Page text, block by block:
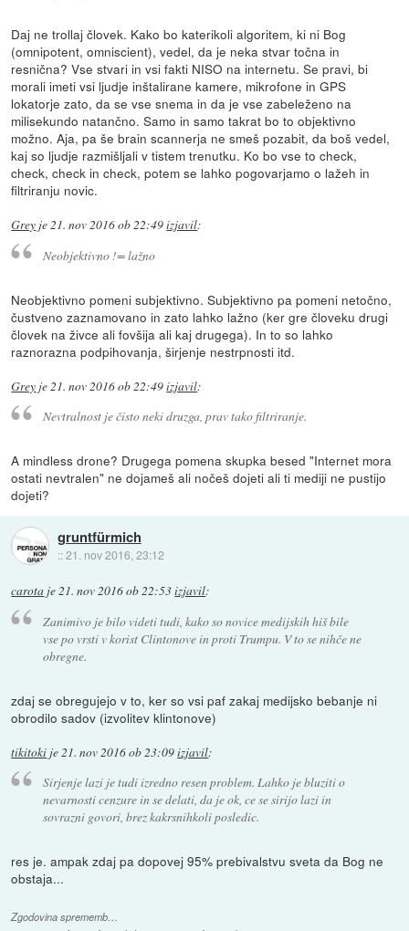
Daj ne trollaj človek. Kako bo katerikoli algoritem, ki ni Bog
(omnipotent, omniscient), vedel, da je neka stvar točna in
resnična? Vse stvari in vsi fakti NISO na internetu. Se pravi, bi
morali imeti vsi ljudje inštalirane kamere, mikrofone in GPS
lokatorje zato, da se vse snema in da je vse zabeleženo na
milisekundo natančno. Samo in samo takrat bo to objektivno
možno. Aja, pa še brain scannerja ne smeš pozabit, da boš vedel,
kaj so ljudje razmišljali v tistem trenutku. Ko bo vse to check,
check, check in check, potem se lahko pogovarjamo o lažeh in
filtriranju novic.
Grey je21. nov 2016 ob 22:49izjavil:
Neobjektivno != lažno
Neobjektivno pomeni subjektivno. Subjektivno pa pomeni netočno,
čustveno zaznamovano in zato lahko lažno (ker gre človeku drugi
človek na živce ali fovšija ali kaj drugega). In to so lahko
raznorazna podpihovanja, širjenje nestrpnosti itd.
Grey je21. nov 2016 ob 22:49izjavil:
Nevtralnost je čisto neki druzga, prav tako filtriranje.
A mindless drone? Drugega pomena skupka besed "Internet mora
ostati nevtralen" ne dojameš ali nočeš dojeti ali ti mediji ne pustijo
dojeti?
gruntfürmich
::21. nov 2016, 23:12
carota je21. nov 2016 ob 22:53izjavil:
Zanimivo je bilo videti tudi, kako so novice medijskih hiš bile
vse po vrsti v korist Clintonove in proti Trumpu. V to se nihče ne
obregne.
zdaj se obregujejo v to, ker so vsi paf zakaj medijsko bebanje ni
obrodilo sadov (izvolitev klintonove)
tikitoki je21. nov 2016 ob 23:09izjavil:
Sirjenje lazi je tudi izredno resen problem. Lahko je bluziti o
nevarnosti cenzure in se delati, da je ok, ce se sirijo lazi in
sovrazni govori, brez kakrsnihkoli posledic.
res je. ampak zdaj pa dopovej 95% prebivalstvu sveta da Bog ne
obstaja...
Zgodovina sprememb…